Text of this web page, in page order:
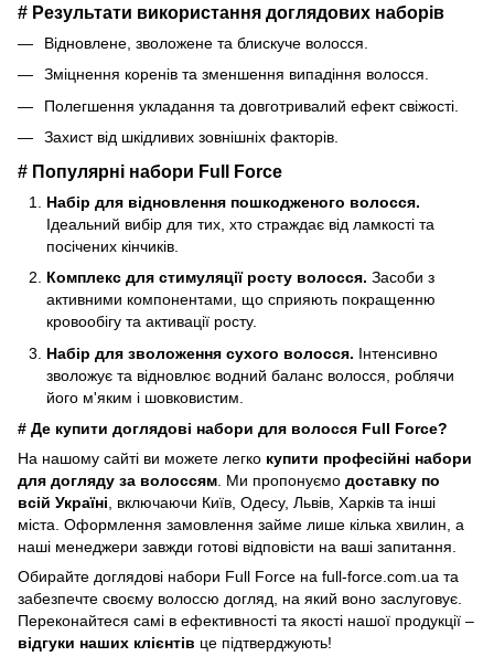
# Результати використання доглядових наборів
Відновлене, зволожене та блискуче волосся.
Зміцнення коренів та зменшення випадіння волосся.
Полегшення укладання та довготривалий ефект свіжості.
Захист від шкідливих зовнішніх факторів.
# Популярні набори Full Force
Набір для відновлення пошкодженого волосся.
Ідеальний вибір для тих, хто страждає від ламкості та
посічених кінчиків.
Комплекс для стимуляції росту волосся. Засоби з
активними компонентами, що сприяють покращенню
кровообігу та активації росту.
Набір для зволоження сухого волосся. Інтенсивно
зволожує та відновлює водний баланс волосся, роблячи
його м'яким і шовковистим.
# Де купити доглядові набори для волосся Full Force?
На нашому сайті ви можете легко купити професійні набори
для догляду за волоссям . Ми пропонуємо доставку по
всій Україні , включаючи Київ, Одесу, Львів, Харків та інші
міста. Оформлення замовлення займе лише кілька хвилин, а
наші менеджери завжди готові відповісти на ваші запитання.
Обирайте доглядові набори Full Force на full-force.com.ua та
забезпечте своєму волоссю догляд, на який воно заслуговує.
Переконайтеся самі в ефективності та якості нашої продукції –
відгуки наших клієнтів це підтверджують!